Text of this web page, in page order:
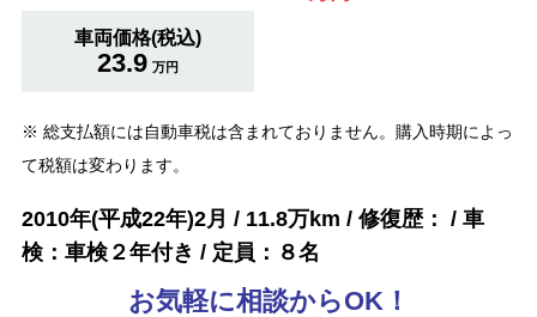
車両価格(税込)
23.9 万円
※ 総支払額には自動車税は含まれておりません。購入時期によっ
て税額は変わります。
2010年(平成22年)2月 / 11.8万km / 修復歴： / 車
検：車検２年付き / 定員：８名
お気軽に相談からOK！